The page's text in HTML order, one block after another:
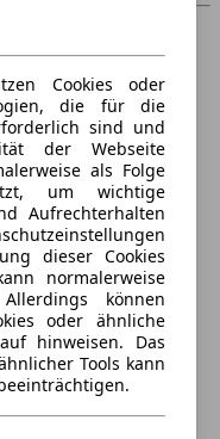
Cookies oder
die für die
sind und
der Webseite
als Folge
um wichtige
Aufrechterhalten
dieser Cookies
normalerweise
können
oder ähnliche
hinweisen. Das
Tools kann